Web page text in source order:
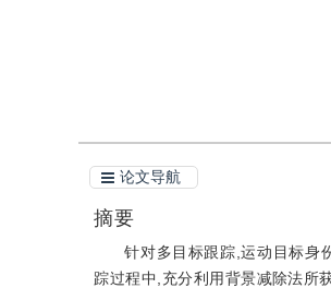
论文导航
摘要
针对多目标跟踪,运动目标身
踪过程中,充分利用背景减除法所